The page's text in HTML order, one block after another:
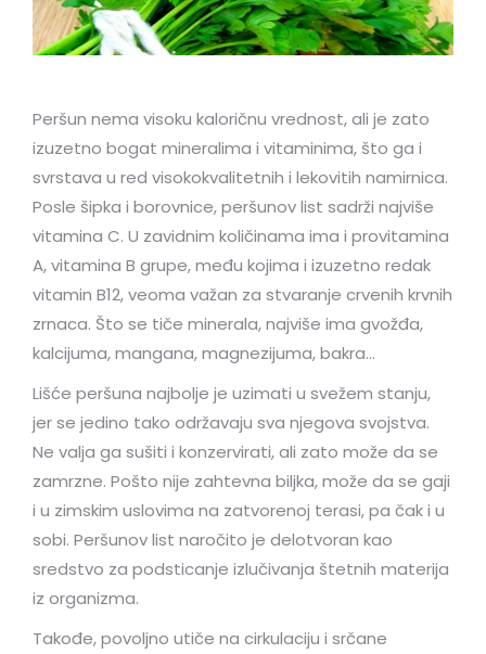
Peršun nema visoku kaloričnu vrednost, ali je zato
izuzetno bogat mineralima i vitaminima, što ga i
svrstava u red visokokvalitetnih i lekovitih namirnica.
Posle šipka i borovnice, peršunov list sadrži najviše
vitamina C. U zavidnim količinama ima i provitamina
A, vitamina B grupe, među kojima i izuzetno redak
vitamin B12, veoma važan za stvaranje crvenih krvnih
zrnaca. Što se tiče minerala, najviše ima gvožđa,
kalcijuma, mangana, magnezijuma, bakra…
Lišće peršuna najbolje je uzimati u svežem stanju,
jer se jedino tako održavaju sva njegova svojstva.
Ne valja ga sušiti i konzervirati, ali zato može da se
zamrzne. Pošto nije zahtevna biljka, može da se gaji
i u zimskim uslovima na zatvorenoj terasi, pa čak i u
sobi. Peršunov list naročito je delotvoran kao
sredstvo za podsticanje izlučivanja štetnih materija
iz organizma.
Takođe, povoljno utiče na cirkulaciju i srčane